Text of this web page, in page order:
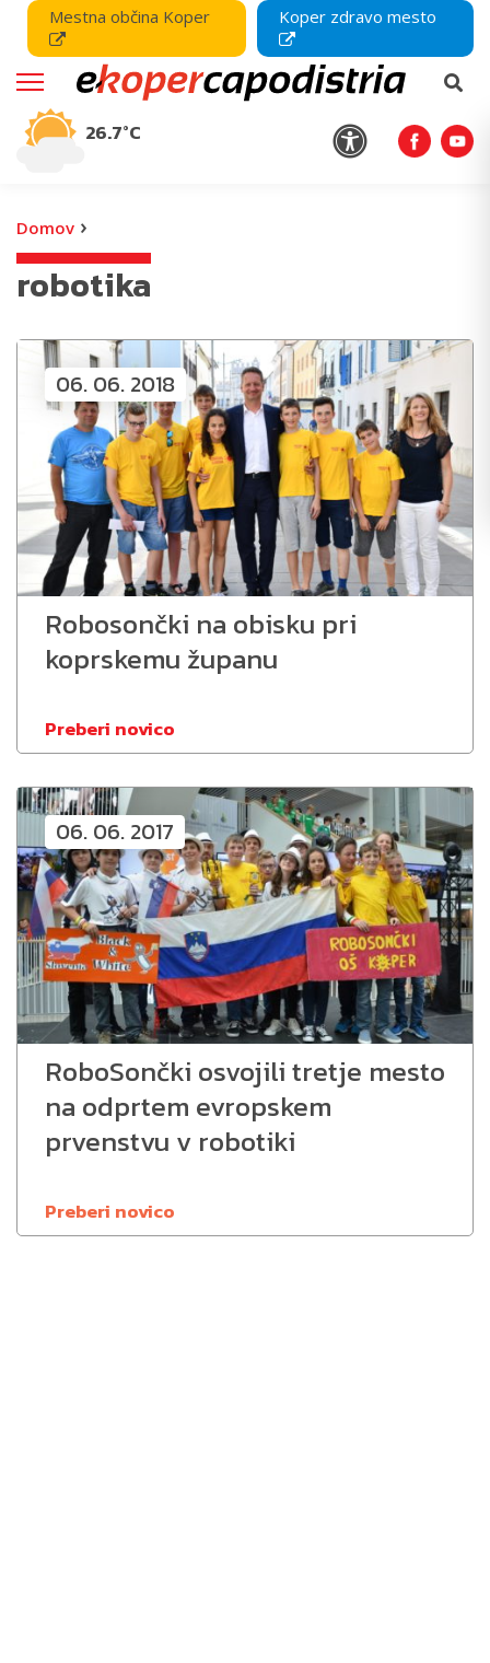
Mestna občina Koper Koper zdravo mesto
26.7°C
Domov ›
robotika
06. 06. 2018
Robosončki na obisku pri
koprskemu županu
Preberi novico
06. 06. 2017
RoboSončki osvojili tretje mesto
na odprtem evropskem
prvenstvu v robotiki
Preberi novico